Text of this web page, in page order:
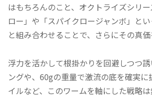
はもちろんのこと、オクトライズシリ
ロー」や「スパイクロージャンボ」と
と組み合わせることで、さらにその真価
浮力を活かして根掛かりを回避しつつ
ングや、60gの重量で激流の底を確実に
イルなど、このワームを軸にした戦略